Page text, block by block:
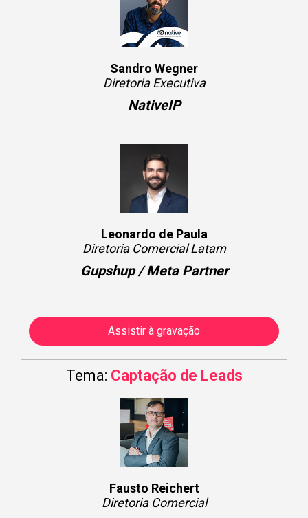
Sandro Wegner
Diretoria Executiva
NativeIP
Leonardo de Paula
Diretoria Comercial Latam
Gupshup / Meta Partner
Assistir à gravação
Tema: Captação de Leads
Fausto Reichert
Diretoria Comercial